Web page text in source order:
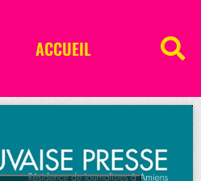
ACCUEIL